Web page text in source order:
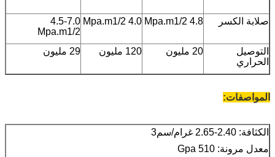
صلابة الكسر 4.8 Mpa.m1/2
4.0 Mpa.m1/2
4.5-7.0
Mpa.m1/2
التوصيل
الحراري
20 مليون 120 مليون 29 مليون
المواصفات:
الكثافة: 2.40-2.65 غرام/سم3
معدل مرونة: 510 Gpa